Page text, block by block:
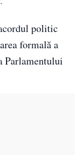
politic
formală a
Parlamentului